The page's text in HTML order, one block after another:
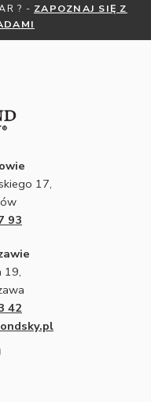
? - ZAPOZNAJ SIĘ Z
17,
93
19,
42